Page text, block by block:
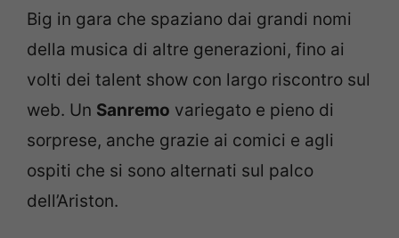
Big in gara che spaziano dai grandi nomi
della musica di altre generazioni, fino ai
volti dei talent show con largo riscontro sul
web. Un Sanremo variegato e pieno di
sorprese, anche grazie ai comici e agli
ospiti che si sono alternati sul palco
dell’Ariston.